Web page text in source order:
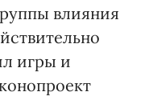
влияния
игры и